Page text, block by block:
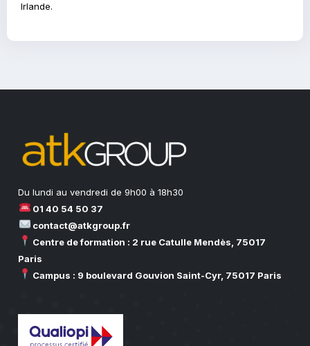
Irlande.
Du lundi au vendredi de 9h00 à 18h30
01 40 54 50 37
contact@atkgroup.fr
Centre de formation : 2 rue Catulle Mendès, 75017
Paris
Campus : 9 boulevard Gouvion Saint-Cyr, 75017 Paris